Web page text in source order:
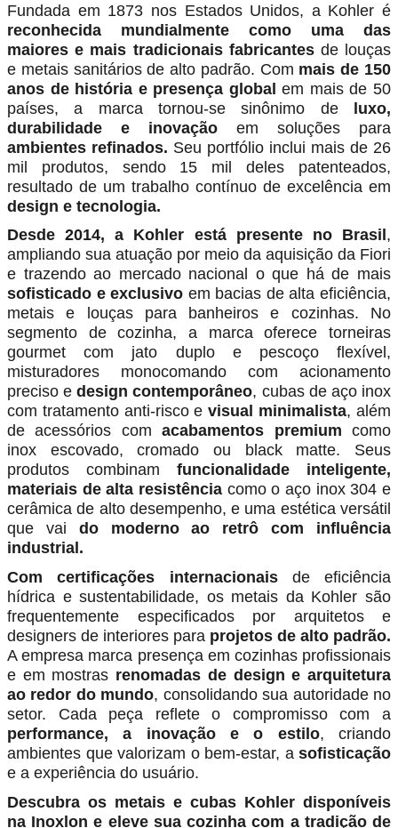
Fundada em 1873 nos Estados Unidos, a Kohler é
reconhecida mundialmente como uma das
maiores e mais tradicionais fabricantesde louças
e metais sanitários de alto padrão. Com mais de 150
anos de história e presença globalem mais de 50
países, a marca tornou-se sinônimo de luxo,
durabilidade e inovação em soluções para
ambientes refinados. Seu portfólio inclui mais de 26
mil produtos, sendo 15 mil deles patenteados,
resultado de um trabalho contínuo de excelência em
design e tecnologia.
Desde 2014, a Kohler está presente no Brasil ,
ampliando sua atuação por meio da aquisição da Fiori
e trazendo ao mercado nacional o que há de mais
sofisticado e exclusivo em bacias de alta eficiência,
metais e louças para banheiros e cozinhas. No
segmento de cozinha, a marca oferece torneiras
gourmet com jato duplo e pescoço flexível,
misturadores monocomando com acionamento
preciso edesign contemporâneo, cubas de aço inox
com tratamento anti-risco evisual minimalista, além
de acessórios comacabamentos premium como
inox escovado, cromado ou black matte. Seus
produtos combinam funcionalidade inteligente,
materiais de alta resistência como o aço inox 304 e
cerâmica de alto desempenho, e uma estética versátil
que vai do moderno ao retrô com influência
industrial.
Com certificações internacionaisde eficiência
hídrica e sustentabilidade, os metais da Kohler são
frequentemente especificados por arquitetos e
designers de interiores para projetos de alto padrão.
A empresa marca presença em cozinhas profissionais
e em mostras renomadas de design e arquitetura
ao redor do mundo, consolidando sua autoridade no
setor. Cada peça reflete o compromisso com a
performance, a inovação e o estilo, criando
ambientes que valorizam o bem-estar, a sofisticação
e a experiência do usuário.
Descubra os metais e cubas Kohler disponíveis
na Inoxlon e eleve sua cozinha com a tradição de